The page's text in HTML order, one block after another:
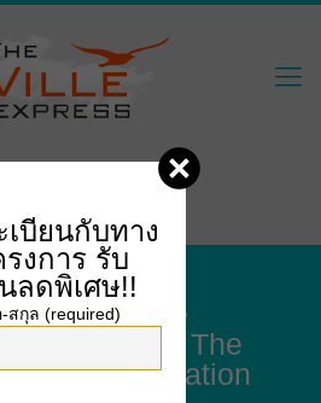
Inside the
Struggle For The
Liberation
เบียนกับทาง
งการ รับ
ลดพิเศษ!!
สกุล (required)